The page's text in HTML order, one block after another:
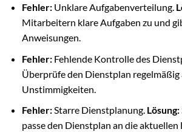
Fehler:Unklare Aufgabenverteilung.
Mitarbeitern klare Aufgaben zu und
Anweisungen.
Fehler:Fehlende Kontrolle des
Überprüfe den Dienstplan regelmäßig
Unstimmigkeiten.
Fehler:Starre Dienstplanung. Lösung:
passe den Dienstplan an die aktuellen